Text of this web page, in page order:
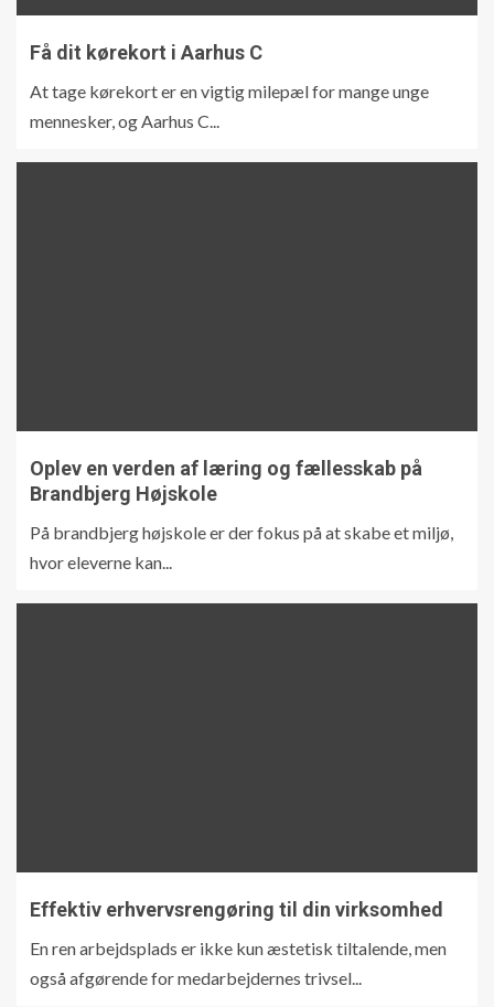
Få dit kørekort i Aarhus C
At tage kørekort er en vigtig milepæl for mange unge
mennesker, og Aarhus C...
Oplev en verden af læring og fællesskab på
Brandbjerg Højskole
På brandbjerg højskole er der fokus på at skabe et miljø,
hvor eleverne kan...
Effektiv erhvervsrengøring til din virksomhed
En ren arbejdsplads er ikke kun æstetisk tiltalende, men
også afgørende for medarbejdernes trivsel...